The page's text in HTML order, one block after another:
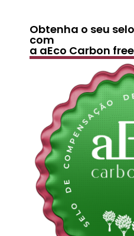
Obtenha o seu
com
a aEco Carbon free